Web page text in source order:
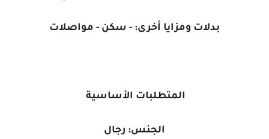
بدلات ومزايا أخرى: - سكن - مواصلات
المتطلبات الأساسية
الجنس: رجال